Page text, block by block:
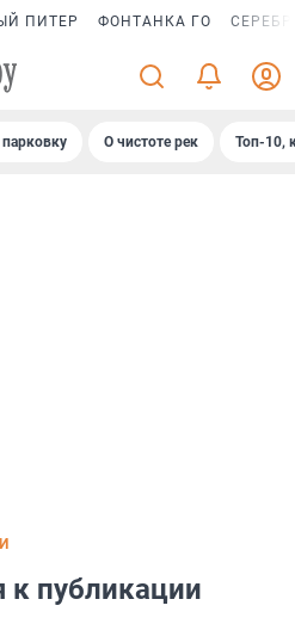
ПИТЕР ФОНТАНКА ГО
О чистоте рек Топ-10,
к публикации